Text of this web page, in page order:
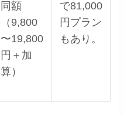
同額
（9,800
〜19,800
円＋加
算）
で81,000
円プラン
もあり。